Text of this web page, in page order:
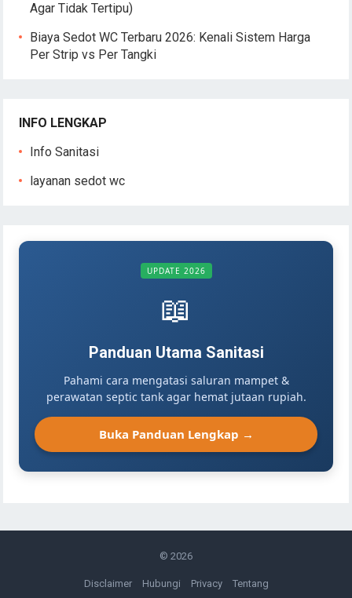
Agar Tidak Tertipu)
Biaya Sedot WC Terbaru 2026: Kenali Sistem Harga
Per Strip vs Per Tangki
INFO LENGKAP
Info Sanitasi
layanan sedot wc
UPDATE 2026
📖
Panduan Utama Sanitasi
Pahami cara mengatasi saluran mampet &
perawatan septic tank agar hemat jutaan rupiah.
Buka Panduan Lengkap →
© 2026
Disclaimer Hubungi Privacy Tentang